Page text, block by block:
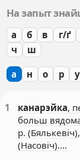
На запыт
а б в г/ґ
ч
ш
а н о р у
1 канарэйка,
больш
р.
(Насовіч).…